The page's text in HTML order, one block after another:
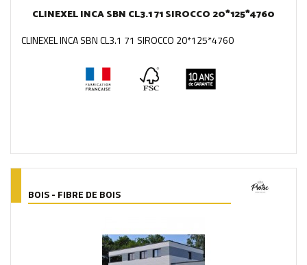
CLINEXEL INCA SBN CL3.1 71 SIROCCO 20*125*4760
CLINEXEL INCA SBN CL3.1 71 SIROCCO 20*125*4760
BOIS - FIBRE DE BOIS